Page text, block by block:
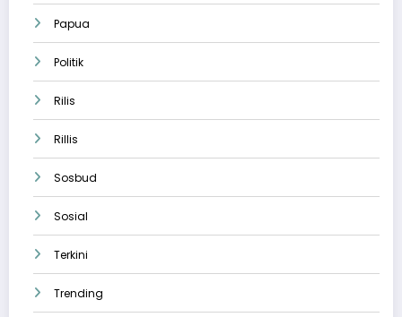
Papua
Politik
Rilis
Rillis
Sosbud
Sosial
Terkini
Trending